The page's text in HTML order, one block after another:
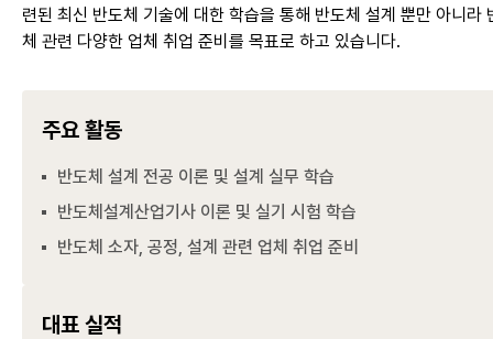
련된 최신 반도체 기술에 대한 학습을 통해 반도체 설계 뿐만 아니라
체 관련 다양한 업체 취업 준비를 목표로 하고 있습니다.
주요 활동
반도체 설계 전공 이론 및 설계 실무 학습
반도체설계산업기사 이론 및 실기 시험 학습
반도체 소자, 공정, 설계 관련 업체 취업 준비
대표 실적